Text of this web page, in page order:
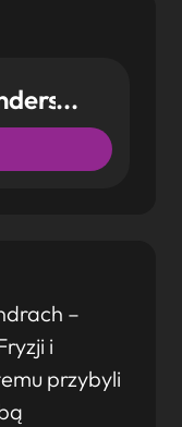
–
i
przybyli